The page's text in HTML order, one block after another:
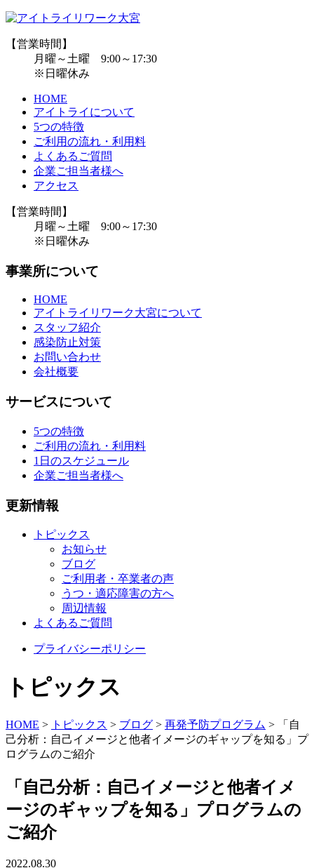
【営業時間】
月曜～土曜 9:00～17:30
※日曜休み
HOME
アイトライについて
5つの特徴
ご利用の流れ・利用料
よくあるご質問
企業ご担当者様へ
アクセス
【営業時間】
月曜～土曜 9:00～17:30
※日曜休み
事業所について
HOME
アイトライリワーク大宮について
スタッフ紹介
感染防止対策
お問い合わせ
会社概要
サービスについて
5つの特徴
ご利用の流れ・利用料
1日のスケジュール
企業ご担当者様へ
更新情報
トピックス
お知らせ
ブログ
ご利用者・卒業者の声
うつ・適応障害の方へ
周辺情報
よくあるご質問
プライバシーポリシー
トピックス
HOME > トピックス > ブログ > 再発予防プログラム >
「自
己分析：自己イメージと他者イメージのギャップを知る」プ
ログラムのご紹介
「自己分析：自己イメージと他者イメ
ージのギャップを知る」プログラムの
ご紹介
2022.08.30